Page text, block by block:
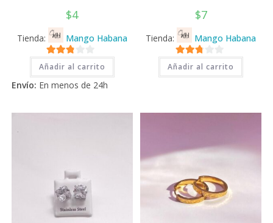
$4
Tienda: Mango Habana
2.71
de 5
Añadir al carrito
Envío: En menos de 24h
$7
Tienda: Mango Habana
2.71
de 5
Añadir al carrito